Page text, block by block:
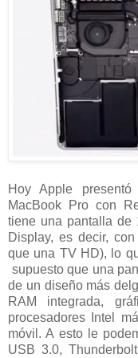
Hoy Apple
MacBook Pro con
tiene una pantalla de
Display, es decir,
que una TV HD), lo
supuesto que una
de un diseño más
RAM integrada,
procesadores Intel
móvil. A esto le
USB 3.0,